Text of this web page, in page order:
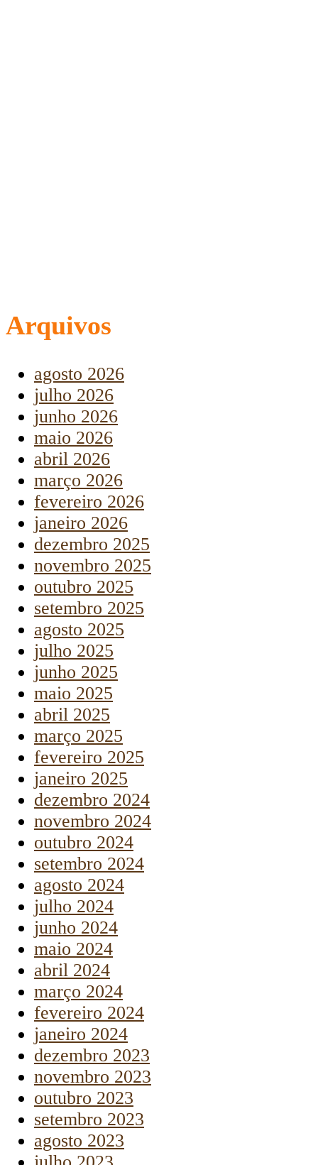
Arquivos
agosto 2026
julho 2026
junho 2026
maio 2026
abril 2026
março 2026
fevereiro 2026
janeiro 2026
dezembro 2025
novembro 2025
outubro 2025
setembro 2025
agosto 2025
julho 2025
junho 2025
maio 2025
abril 2025
março 2025
fevereiro 2025
janeiro 2025
dezembro 2024
novembro 2024
outubro 2024
setembro 2024
agosto 2024
julho 2024
junho 2024
maio 2024
abril 2024
março 2024
fevereiro 2024
janeiro 2024
dezembro 2023
novembro 2023
outubro 2023
setembro 2023
agosto 2023